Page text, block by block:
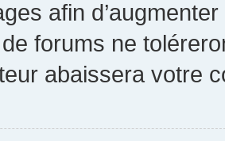
afin
forums ne
abaissera votre